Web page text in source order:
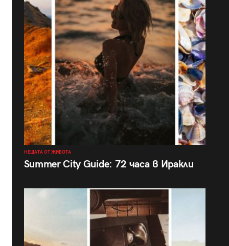
НЕЩАТА ОТ ЖИВОТА
Summer City Guide: 72 часа в Иракли